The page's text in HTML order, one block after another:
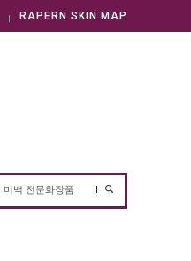
RAPERN SKIN MAP